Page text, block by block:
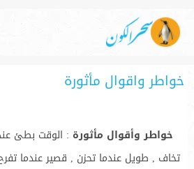
خواطر واقوال مأثورة
خواطر وأقوال مأثورة : الوقت بطئ
تخاف , طويل عندما تحزن , قصير عندما